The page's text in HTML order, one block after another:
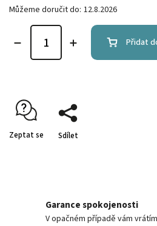
Můžeme doručit do: 12.8.2026
Přidat
Zeptat se Sdílet
Garance spokojenosti
V opačném případě vám